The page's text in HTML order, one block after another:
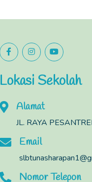
Lokasi Sekolah
Alamat
JL. RAYA
Email
Nomor Telepon